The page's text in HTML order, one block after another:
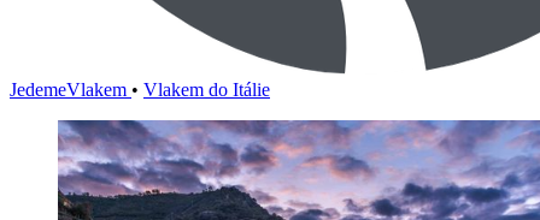
JedemeVlakem • Vlakem do Itálie